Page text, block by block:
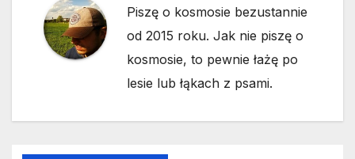
Piszę o kosmosie bezustannie
od 2015 roku. Jak nie piszę o
kosmosie, to pewnie łażę po
lesie lub łąkach z psami.